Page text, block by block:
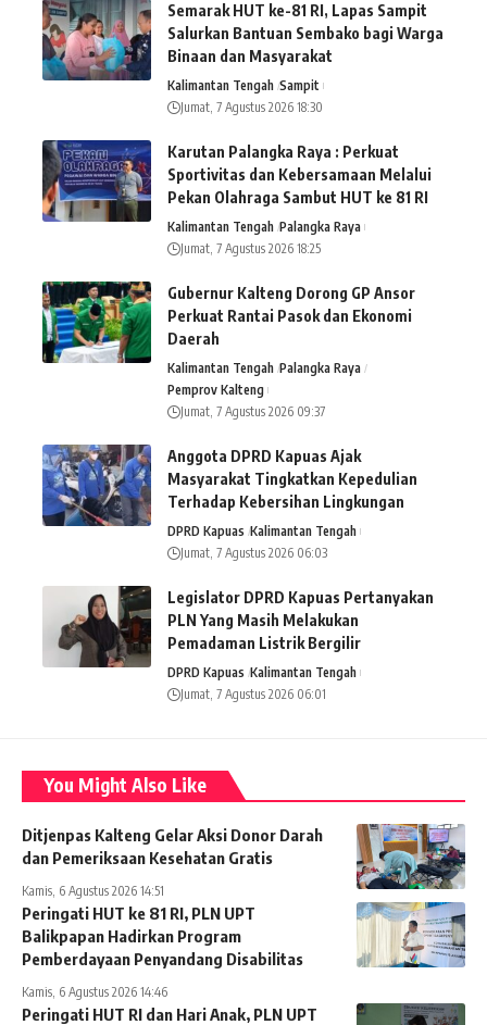
Semarak HUT ke-81 RI, Lapas Sampit
Salurkan Bantuan Sembako bagi Warga
Binaan dan Masyarakat
Kalimantan Tengah Sampit
Jumat, 7 Agustus 2026 18:30
Karutan Palangka Raya : Perkuat
Sportivitas dan Kebersamaan Melalui
Pekan Olahraga Sambut HUT ke 81 RI
Kalimantan Tengah Palangka Raya
Jumat, 7 Agustus 2026 18:25
Gubernur Kalteng Dorong GP Ansor
Perkuat Rantai Pasok dan Ekonomi
Daerah
Kalimantan Tengah Palangka Raya
Pemprov Kalteng
Jumat, 7 Agustus 2026 09:37
Anggota DPRD Kapuas Ajak
Masyarakat Tingkatkan Kepedulian
Terhadap Kebersihan Lingkungan
DPRD Kapuas Kalimantan Tengah
Jumat, 7 Agustus 2026 06:03
Legislator DPRD Kapuas Pertanyakan
PLN Yang Masih Melakukan
Pemadaman Listrik Bergilir
DPRD Kapuas Kalimantan Tengah
Jumat, 7 Agustus 2026 06:01
You Might Also Like
Ditjenpas Kalteng Gelar Aksi Donor Darah
dan Pemeriksaan Kesehatan Gratis
Kamis, 6 Agustus 2026 14:51
Peringati HUT ke 81 RI, PLN UPT
Balikpapan Hadirkan Program
Pemberdayaan Penyandang Disabilitas
Kamis, 6 Agustus 2026 14:46
Peringati HUT RI dan Hari Anak, PLN UPT